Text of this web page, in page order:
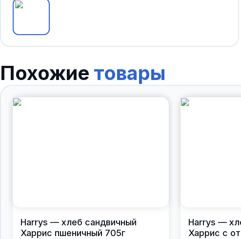
Похожие товары
Harrys — хлеб сандвичный
Харрис пшеничный 705г
Harrys —
Харрис с